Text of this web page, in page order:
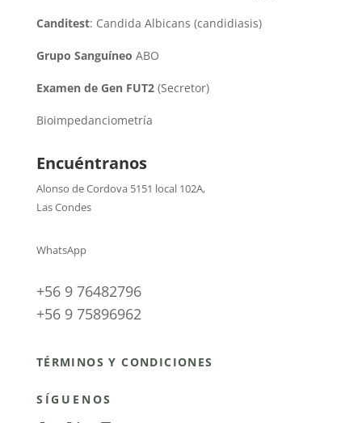
Canditest: Candida Albicans (candidiasis)
Grupo Sanguíneo ABO
Examen de Gen FUT2(Secretor)
Bioimpedanciometría
Encuéntranos
Alonso de Cordova 5151 local 102A,
Las Condes
WhatsApp
+56 9 76482796
+56 9 75896962
TÉRMINOS Y CONDICIONES
SÍGUENOS